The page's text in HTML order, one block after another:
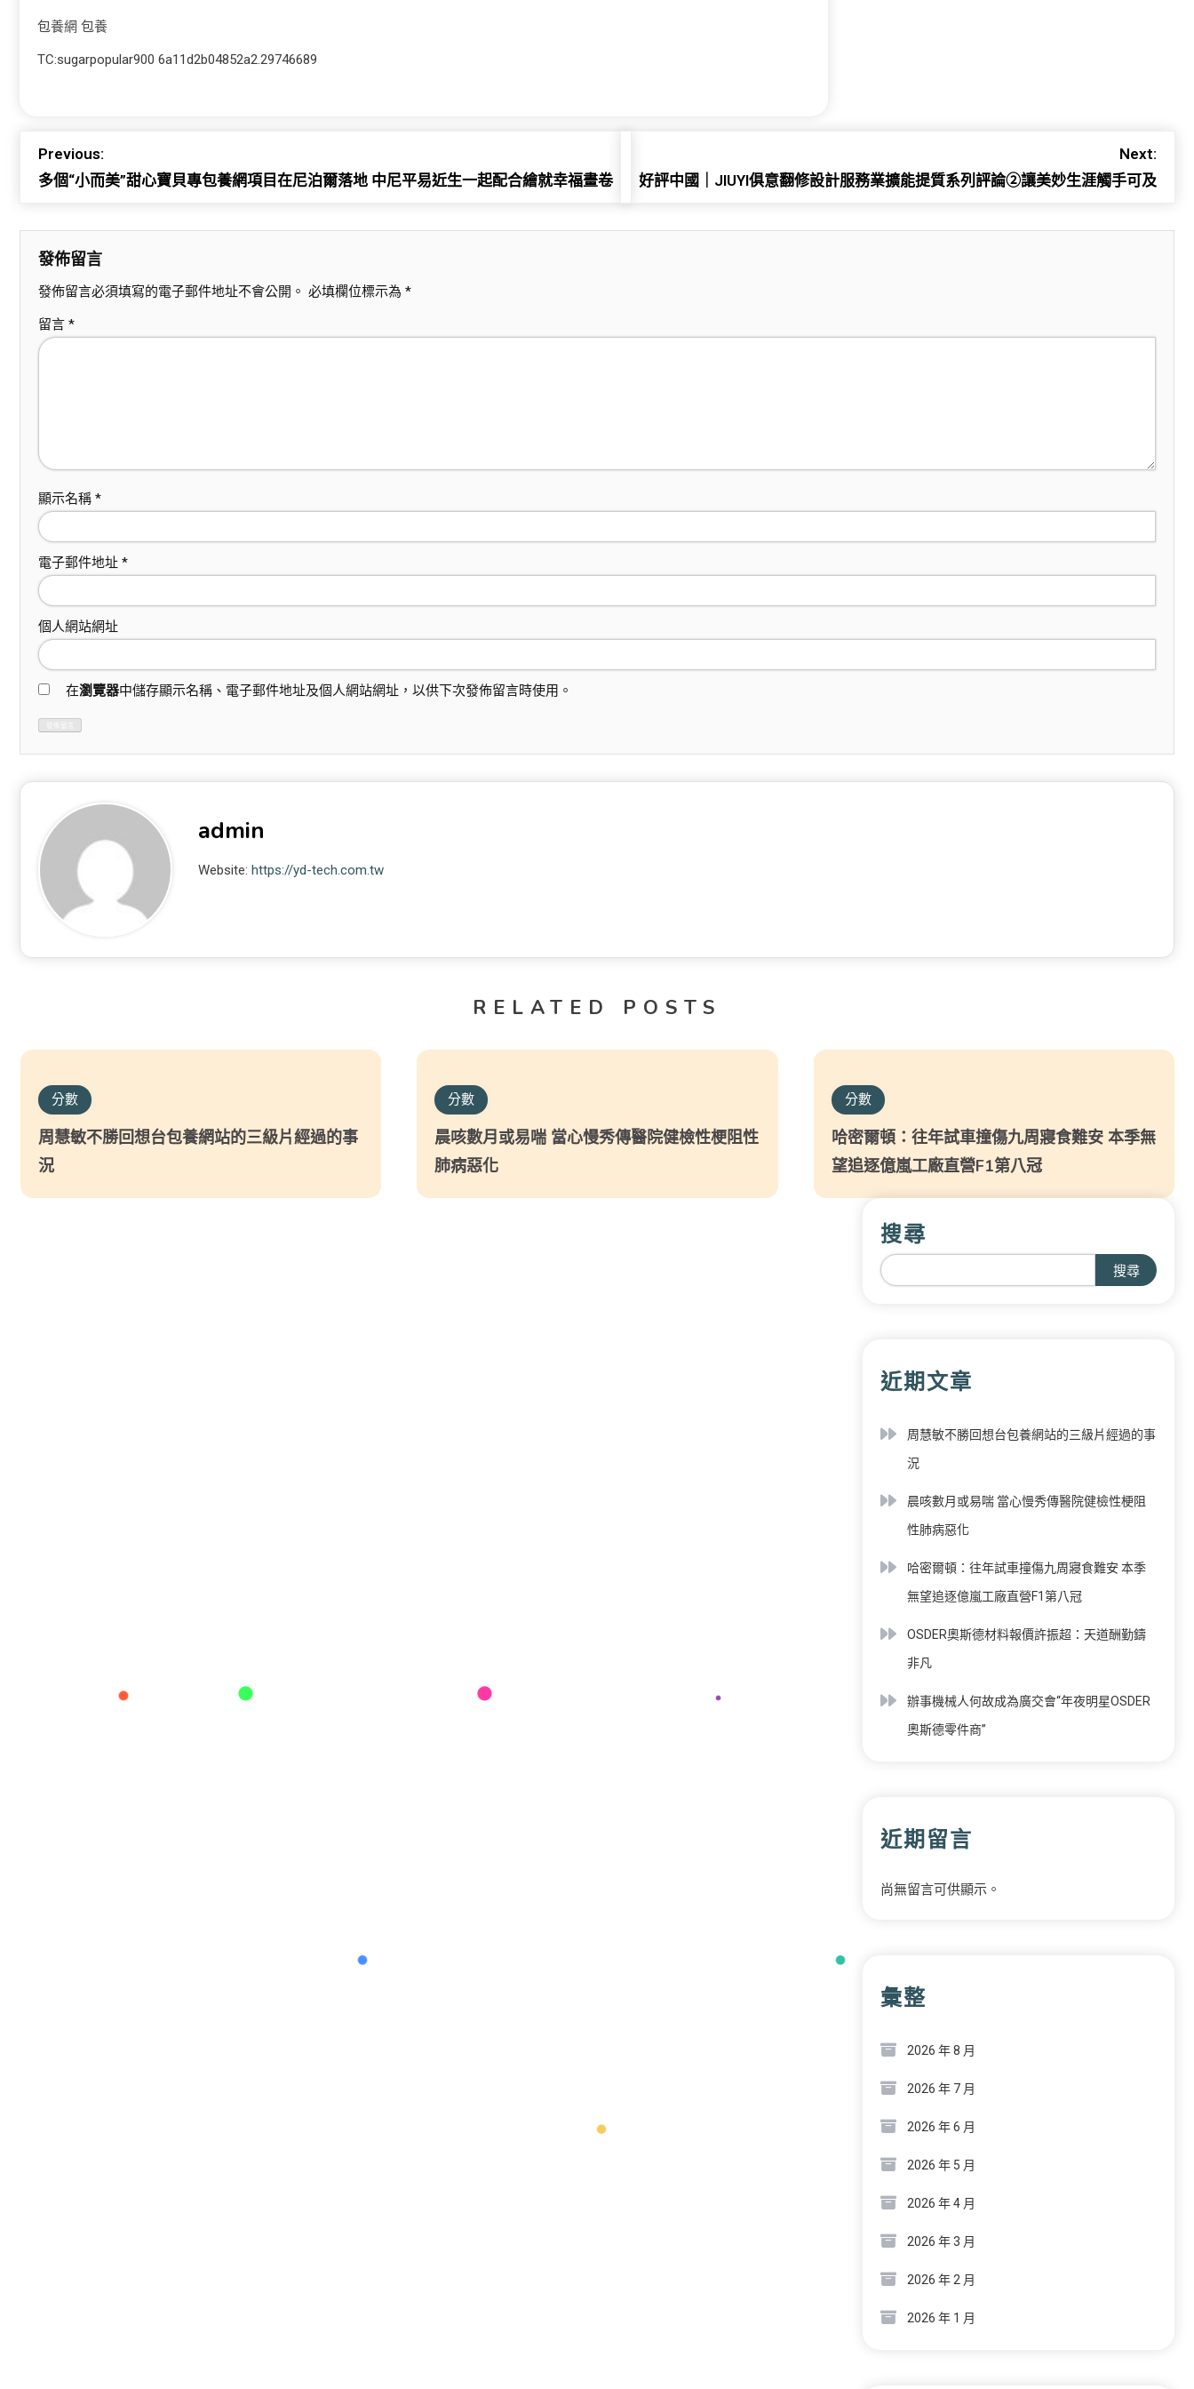
包養網 包養
TC:sugarpopular900 6a11d2b04852a2.29746689
Previous:
多個“小而美”甜心寶貝專包養網項目在尼泊爾落地 中尼平易近生一起配合繪就幸福畫卷
Next:
好評中國｜JIUYI俱意翻修設計服務業擴能提質系列評論②讓美妙生涯觸手可及
發佈留言
發佈留言必須填寫的電子郵件地址不會公開。 必填欄位標示為 *
留言 *
顯示名稱 *
電子郵件地址 *
個人網站網址
在瀏覽器中儲存顯示名稱、電子郵件地址及個人網站網址，以供下次發佈留言時使用。
admin
Website:https://yd-tech.com.tw
RELATED POSTS
分數
周慧敏不勝回想台包養網站的三級片經過的事
況
分數
晨咳數月或易喘 當心慢秀傳醫院健檢性梗阻性
肺病惡化
分數
哈密爾頓：往年試車撞傷九周寢食難安 本季無
望追逐億嵐工廠直營F1第八冠
搜尋
搜尋
近期文章
周慧敏不勝回想台包養網站的三級片經過的事
況
晨咳數月或易喘 當心慢秀傳醫院健檢性梗阻
性肺病惡化
哈密爾頓：往年試車撞傷九周寢食難安 本季
無望追逐億嵐工廠直營F1第八冠
OSDER奧斯德材料報價許振超：天道酬勤鑄
非凡
辦事機械人何故成為廣交會“年夜明星OSDER
奧斯德零件商”
近期留言
尚無留言可供顯示。
彙整
2026 年 8 月
2026 年 7 月
2026 年 6 月
2026 年 5 月
2026 年 4 月
2026 年 3 月
2026 年 2 月
2026 年 1 月